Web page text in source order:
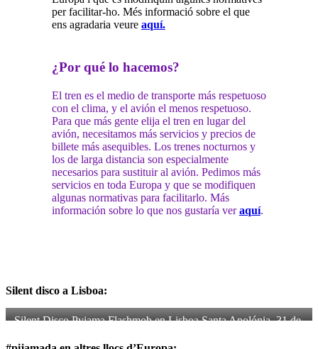
per facilitar-ho. Més informació sobre el que
ens agradaria veure aquí.
¿Por qué lo hacemos?
El tren es el medio de transporte más respetuoso
con el clima, y el avión el menos respetuoso.
Para que más gente elija el tren en lugar del
avión, necesitamos más servicios y precios de
billete más asequibles. Los trenes nocturnos y
los de larga distancia son especialmente
necesarios para sustituir al avión. Pedimos más
servicios en toda Europa y que se modifiquen
algunas normativas para facilitarlo. Más
información sobre lo que nos gustaría veraquí.
Silent disco a Lisboa:
Silent Disco Pyjama Flashmob en Lisboa Santa Apolónia, 31 de